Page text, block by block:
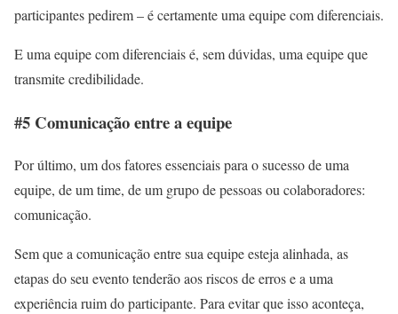
participantes pedirem – é certamente uma equipe com diferenciais.
E uma equipe com diferenciais é, sem dúvidas, uma equipe que
transmite credibilidade.
#5 Comunicação entre a equipe
Por último, um dos fatores essenciais para o sucesso de uma
equipe, de um time, de um grupo de pessoas ou colaboradores:
comunicação.
Sem que a comunicação entre sua equipe esteja alinhada, as
etapas do seu evento tenderão aos riscos de erros e a uma
experiência ruim do participante. Para evitar que isso aconteça,